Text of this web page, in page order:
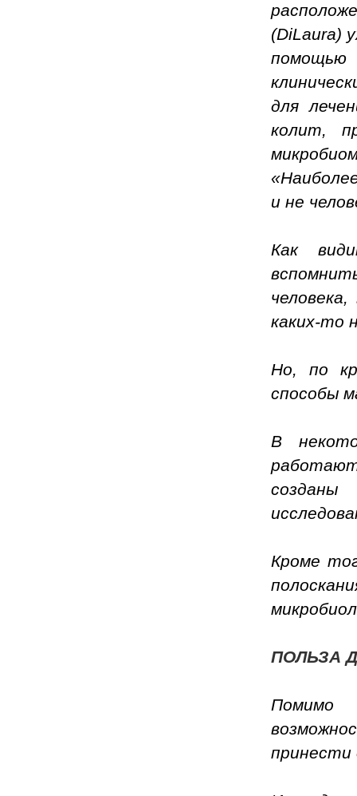
(DiLaura)
помощью
для
колит,
и не
Как
каких-то
Но, по
способы
В
созданы
Кроме
ПОЛЬЗА
Помимо
принести